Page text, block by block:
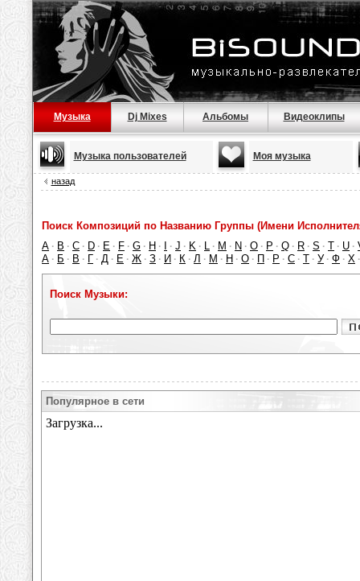
Музыка Dj Mixes Альбомы Видеоклипы
Музыка пользователей Моя музыка
назад
Поиск Композиций по Названию Группы (Имени
A · B · C · D · E · F · G · H · · J · K · L · M · N · O · P · Q · R · S · T · U ·
А · Б · В · Г · Д · Е · Ж · З · И · К · Л · М · Н · О · П · Р · С · Т · У · Ф · Х
Поиск Музыки:
Популярное в сети